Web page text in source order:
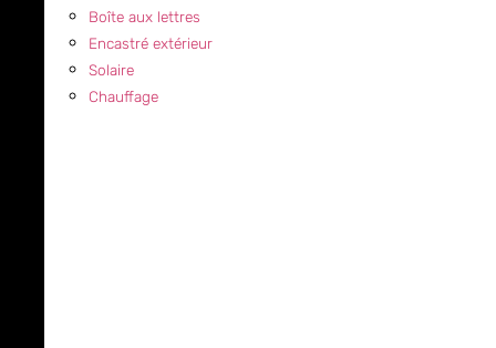
Boîte aux lettres
Encastré extérieur
Solaire
Chauffage